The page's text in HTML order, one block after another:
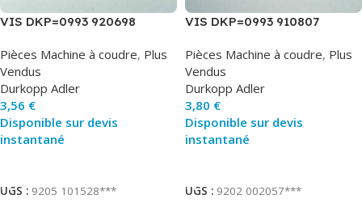
VIS DKP=0993 920698
Pièces Machine à coudre, Plus
Vendus
Durkopp Adler
3,56 €
Disponible sur devis
instantané
UGS : 9205 101528***
VIS DKP=0993 910807
Pièces Machine à coudre, Plus
Vendus
Durkopp Adler
3,80 €
Disponible sur devis
instantané
UGS : 9202 002057***